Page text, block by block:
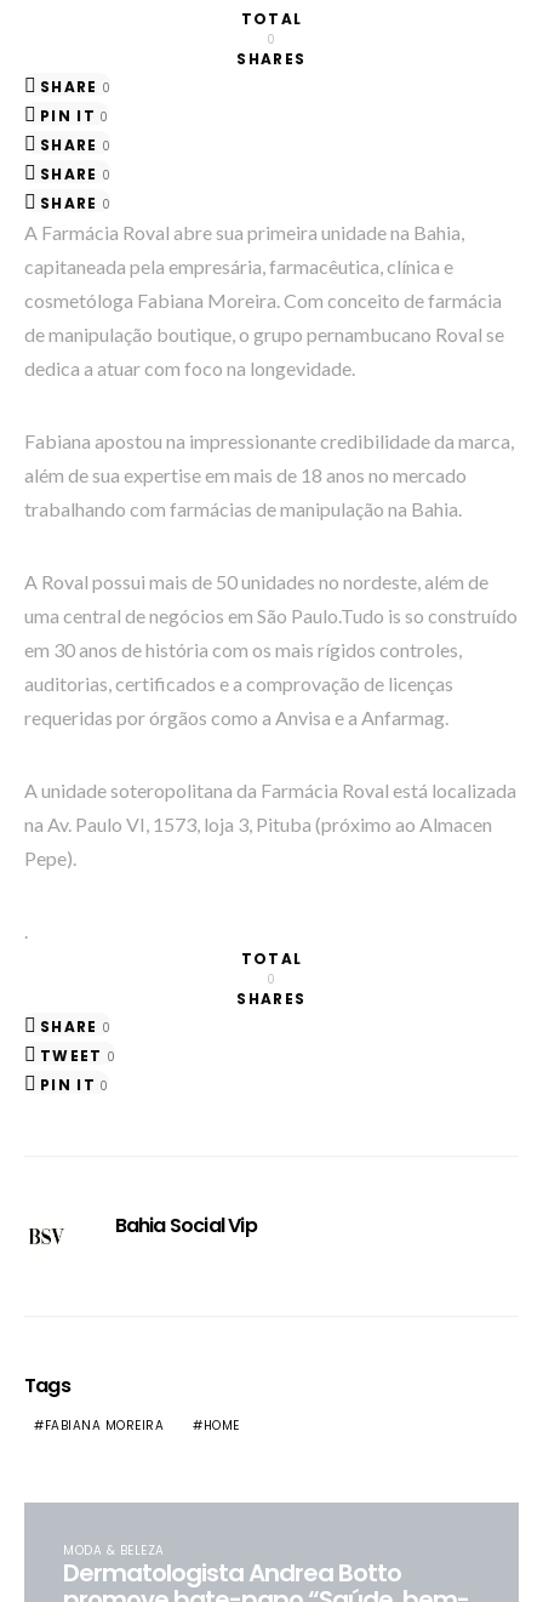
TOTAL
0
SHARES
SHARE 0
PIN IT 0
SHARE 0
SHARE 0
SHARE 0
A Farmácia Roval abre sua primeira unidade na Bahia,
capitaneada pela empresária, farmacêutica, clínica e
cosmetóloga Fabiana Moreira. Com conceito de farmácia
de manipulação boutique, o grupo pernambucano Roval se
dedica a atuar com foco na longevidade.
Fabiana apostou na impressionante credibilidade da marca,
além de sua expertise em mais de 18 anos no mercado
trabalhando com farmácias de manipulação na Bahia.
A Roval possui mais de 50 unidades no nordeste, além de
uma central de negócios em São Paulo.Tudo is so construído
em 30 anos de história com os mais rígidos controles,
auditorias, certificados e a comprovação de licenças
requeridas por órgãos como a Anvisa e a Anfarmag.
A unidade soteropolitana da Farmácia Roval está localizada
na Av. Paulo VI, 1573, loja 3, Pituba (próximo ao Almacen
Pepe).
.
TOTAL
0
SHARES
SHARE 0
TWEET 0
PIN IT 0
Bahia Social Vip
Tags
FABIANA MOREIRA HOME
MODA & BELEZA
Dermatologista Andrea Botto